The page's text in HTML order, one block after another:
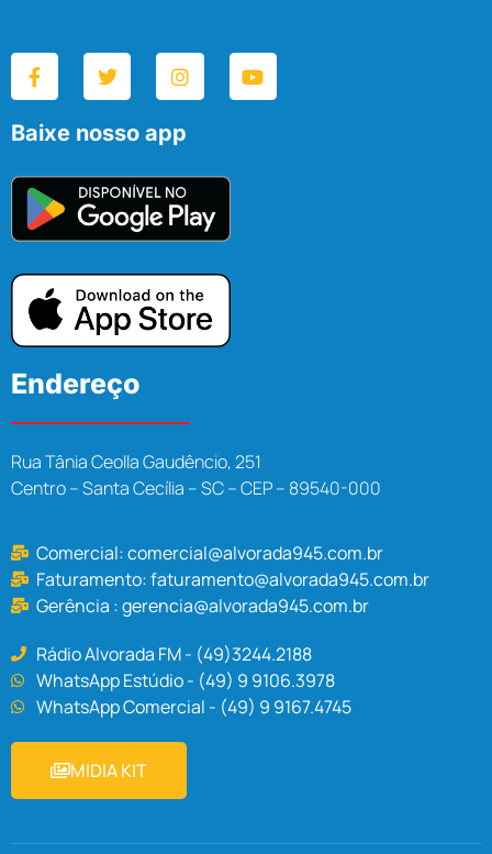
Baixe nosso app
Endereço
Rua Tânia Ceolla Gaudêncio, 251
Centro – Santa Cecília – SC – CEP – 89540-000
Comercial:comercial@alvorada945.com.br
Faturamento:faturamento@alvorada945.com.br
Gerência :gerencia@alvorada945.com.br
Rádio Alvorada FM - (49)3244.2188
WhatsApp Estúdio - (49) 9 9106.3978
WhatsApp Comercial - (49) 9 9167.4745
MIDIA KIT